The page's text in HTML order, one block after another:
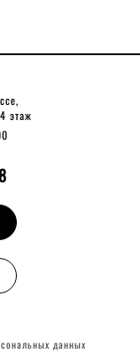
этаж
данных